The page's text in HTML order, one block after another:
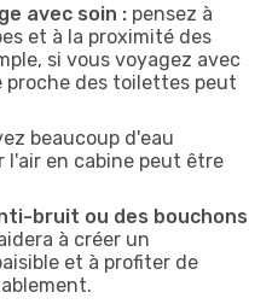
avec soin : pensez à
et à la proximité des
si vous voyagez avec
proche des toilettes peut
beaucoup d'eau
l'air en cabine peut être
bruit ou des bouchons
à créer un
et à profiter de